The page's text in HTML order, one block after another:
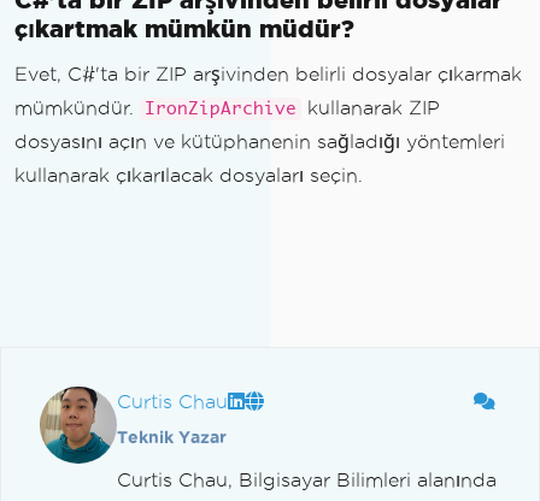
çıkartmak mümkün müdür?
Evet, C#'ta bir ZIP arşivinden belirli dosyalar çıkarmak
mümkündür.
IronZipArchive
kullanarak ZIP
dosyasını açın ve kütüphanenin sağladığı yöntemleri
kullanarak çıkarılacak dosyaları seçin.
Curtis Chau
Teknik Yazar
Curtis Chau, Bilgisayar Bilimleri alanında